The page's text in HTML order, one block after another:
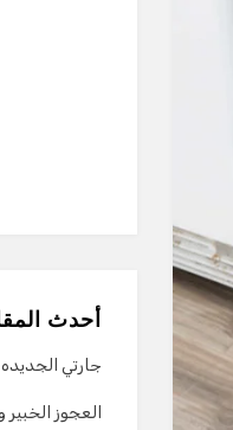
أحدث
جارتي
العجوز الخبير